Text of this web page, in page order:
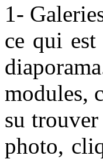
1-
ce qui est
modules,
su
photo,